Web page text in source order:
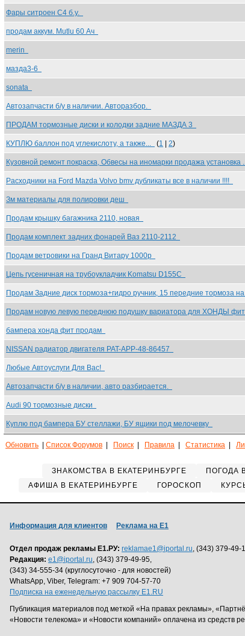
Фары ситроен С4 б.у.
продам аккум. Mutlu 60 Ач
merin
мазда3-6
sonata
Автозапчасти б/у в наличии. Авторазбор.
ПРОДАМ тормозные диски и колодки задние МАЗДА 3
КУПЛЮ баллон под углекислоту, а также... (1 2)
Кузовной ремонт покраска, Обвесы на иномарки продажа установка
Расходники на Ford Mazda Volvo bmv дубликаты все в наличии !!!!
Зм материалы для полировки деш
Продам крышку багажника 2110, новая
Продам комплект задних фонарей Ваз 2110-2112
Продам ветровики на Гранд Витару 1000р
Цепь гусеничная на трубоукладчик Komatsu D155C
Продам Задние диск тормоза+гидро ручник, 15 передние тормоза
Продам новую левую переднюю подушку вариатора для ХОНДЫ фит
бампера хонда фит продам
NISSAN радиатор двигателя PAT-APP-48-86457
Любые Автоуслуги Для Вас!
Автозапчасти б/у в наличии, авто разбирается.
Audi 90 тормозные диски
Куплю под бампера БУ стеллажи, БУ ящики под мелочевку
Обновить Список Форумов Поиск Правила Статистика
ЗНАКОМСТВА В ЕКАТЕРИНБУРГЕ ПОГОДА
АФИША В ЕКАТЕРИНБУРГЕ
ГОРОСКОП
Информация для клиентов Реклама на Е1
Отдел продаж рекламы Е1.РУ: reklamae1@iportal.ru, (343) 379-49-
Редакция: e1@iportal.ru, (343) 379-49-95,
(343) 34-555-34 (круглосуточно - для новостей)
WhatsApp, Viber, Telegram: +7 909 704-57-70
Подписка на еженедельную рассылку E1.RU
Публикация материалов под меткой «На правах рекламы»,
«Новости телекома» и «Новости компаний» оплачена из средств